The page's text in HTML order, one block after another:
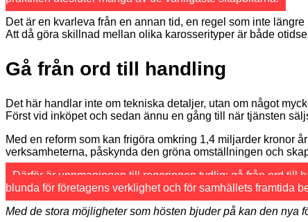
Det är en kvarleva från en annan tid, en regel som inte
Att då göra skillnad mellan olika karosserityper är både
Gå från ord till handling
Det här handlar inte om tekniska detaljer, utan om något
Först vid inköpet och sedan ännu en gång till när tjänsten
Med en reform som kan frigöra omkring 1,4 miljarder kronor
verksamheterna, påskynda den gröna omställningen och
Därför är uppmaningen till regeringen tydlig: gå från ord till
blunda för företagens verklighet och för samhällets framtida
Med de stora möjligheter som hösten bjuder på kan den nya